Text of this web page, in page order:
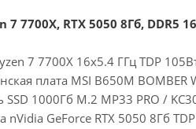
7700X, RTX 5050 8Гб, DDR5
7 7700X 16x5.4 ГГц TDP
плата MSI B650M
SSD 1000Гб M.2 MP33 PRO /
nVidia GeForce RTX 5050 8Гб